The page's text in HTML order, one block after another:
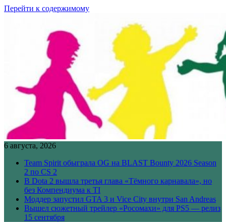
Перейти к содержимому
6 августа, 2026
Team Spirit обыграла OG на BLAST Bounty 2026 Season
2 по CS 2
В Dota 2 вышла третья глава «Тёмного карнавала», но
без Компендиума к TI
Моддер запустил GTA 3 и Vice City внутри San Andreas
Вышел сюжетный трейлер «Росомахи» для PS5 — релиз
15 сентября